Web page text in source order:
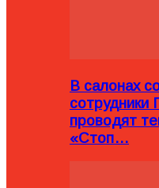
В салонах
сотрудники
проводят
«Стоп…